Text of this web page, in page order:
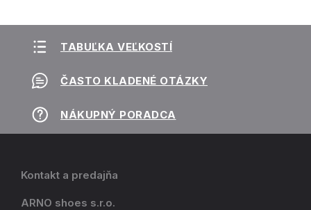
TABUĽKA VEĽKOSTÍ
ČASTO KLADENÉ OTÁZKY
NÁKUPNÝ PORADCA
Kontakt a predajňa
ARNO shoes s.r.o.